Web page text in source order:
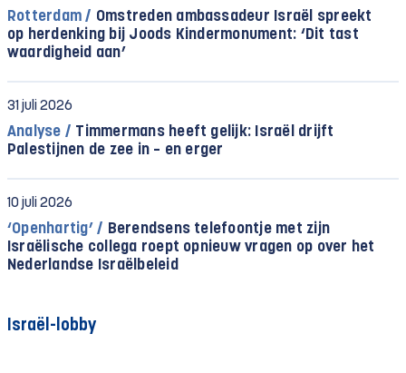
Rotterdam / Omstreden ambassadeur Israël spreekt
op herdenking bij Joods Kindermonument: ‘Dit tast
waardigheid aan’
31 juli 2026
Analyse / Timmermans heeft gelijk: Israël drijft
Palestijnen de zee in – en erger
10 juli 2026
‘Openhartig’ / Berendsens telefoontje met zijn
Israëlische collega roept opnieuw vragen op over het
Nederlandse Israëlbeleid
Israël-lobby